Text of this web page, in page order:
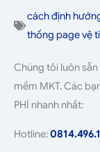
cách định
thống page vệ
Chúng tôi luôn
mềm MKT. Các
PHÍ nhanh nhất:
Hotline: